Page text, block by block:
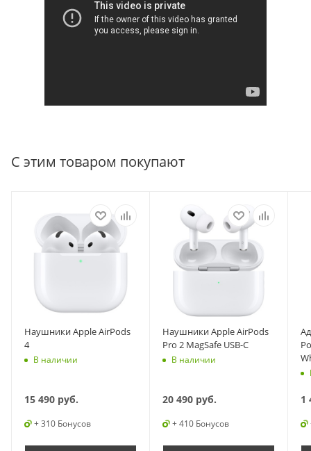
С этим товаром покупают
Наушники Apple AirPods
4
В наличии
15 490 руб.
+ 310 Бонусов
Наушники Apple AirPods
Pro 2 MagSafe USB-C
В наличии
20 490 руб.
+ 410 Бонусов
1